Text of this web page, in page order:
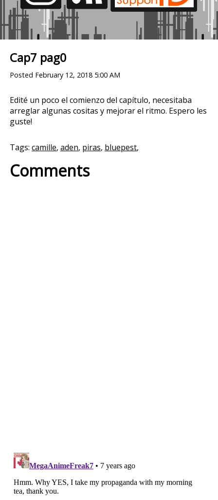
Cap7 pag0
Posted February 12, 2018 5:00 AM
Edité un poco el comienzo del capítulo, necesitaba
arreglar algunas cositas y mejorar el ritmo. Espero les
guste!
Tags: camille, aden, piras, bluepest,
Comments